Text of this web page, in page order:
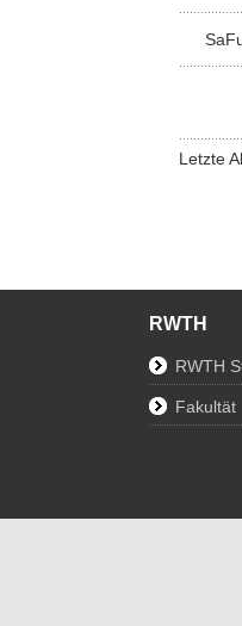
Letzte
RWTH
RWTH
Fakultät